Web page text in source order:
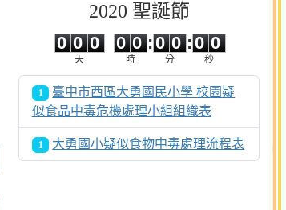
2020 聖誕節
0 0
0
0
天
0
0
0
0
時
:
0
0
0
0
分
:0 0
秒
1
臺中市西區大勇國民小學 校園疑
似食品中毒危機處理小組組織表
1 大勇國小疑似食物中毒處理流程表